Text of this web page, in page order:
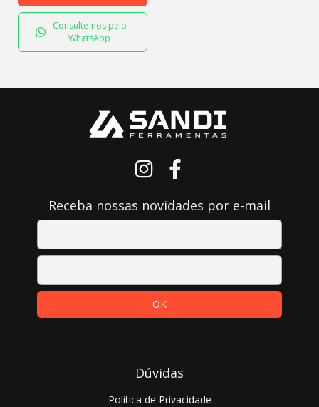
Consulte-nos pelo
WhatsApp
Receba nossas novidades por e-mail
Dúvidas
Política de Privacidade